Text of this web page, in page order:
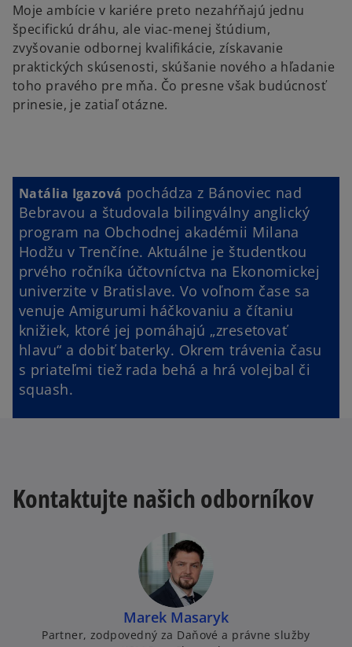
Moje ambície v kariére preto nezahŕňajú jednu
špecifickú dráhu, ale viac-menej štúdium,
zvyšovanie odbornej kvalifikácie, získavanie
praktických skúsenosti, skúšanie nového a hľadanie
toho pravého pre mňa. Čo presne však budúcnosť
prinesie, je zatiaľ otázne.
Natália Igazová pochádza z Bánoviec nad
Bebravou a študovala bilingválny anglický
program na Obchodnej akadémii Milana
Hodžu v Trenčíne. Aktuálne je študentkou
prvého ročníka účtovníctva na Ekonomickej
univerzite v Bratislave. Vo voľnom čase sa
venuje Amigurumi háčkovaniu a čítaniu
knižiek, ktoré jej pomáhajú „zresetovať
hlavu“ a dobiť baterky. Okrem trávenia času
s priateľmi tiež rada behá a hrá volejbal či
squash.
Kontaktujte našich odborníkov
Marek Masaryk
Partner, zodpovedný za Daňové a právne služby